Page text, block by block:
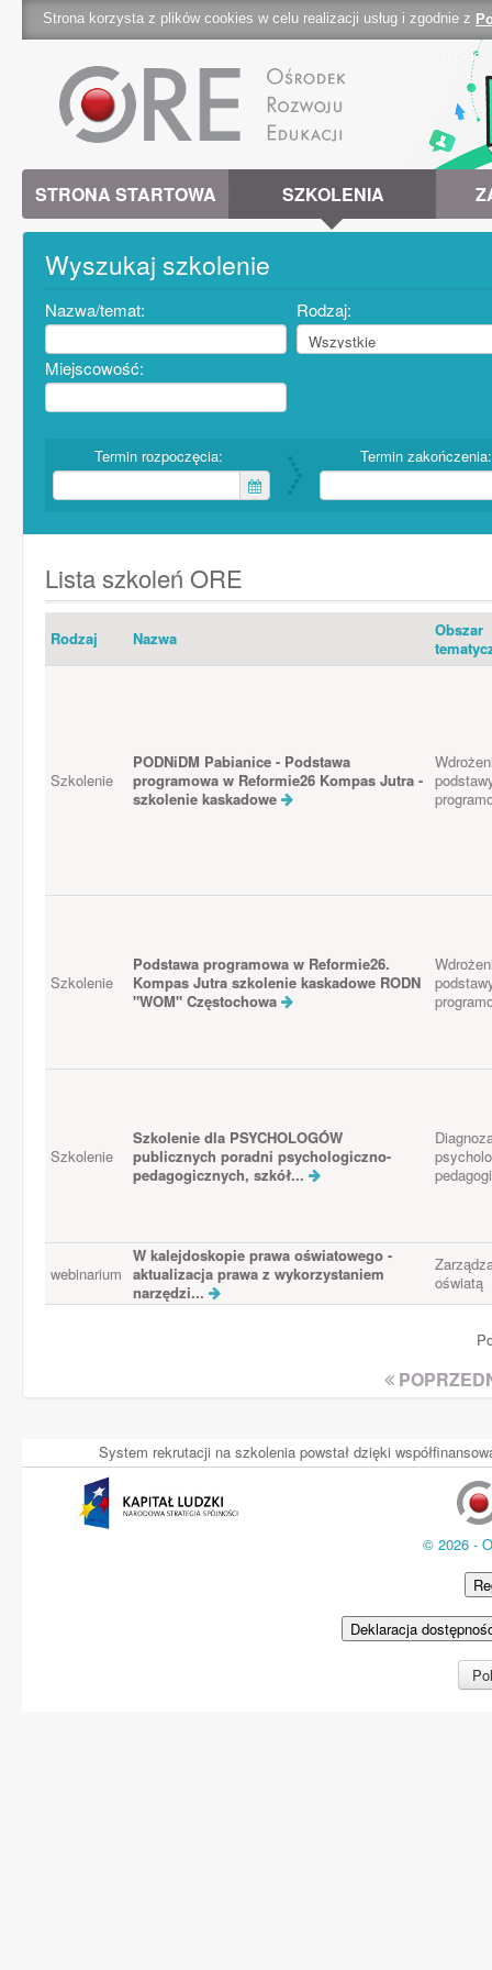
Strona korzysta z plików cookies w celu realizacji usług i zgodnie z
STRONA STARTOWA SZKOLENIA
Wyszukaj szkolenie
Nazwa/temat: Rodzaj:
Miejscowość:
Termin rozpoczęcia: Termin zakończenia:
Lista szkoleń ORE
Rodzaj Nazwa
Obszar
Szkolenie
PODNiDM Pabianice - Podstawa
programowa w Reformie26 Kompas Jutra -
szkolenie kaskadowe
Szkolenie
Podstawa programowa w Reformie26.
Kompas Jutra szkolenie kaskadowe RODN
"WOM" Częstochowa
Szkolenie
Szkolenie dla PSYCHOLOGÓW
publicznych poradni psychologiczno-
pedagogicznych, szkół...
webinarium
W kalejdoskopie prawa oświatowego -
aktualizacja prawa z wykorzystaniem
narzędzi...
oświatą
System rekrutacji na szkolenia powstał dzięki
© 2026 -
Deklaracja